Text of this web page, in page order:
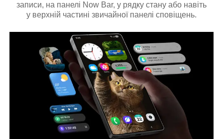
записи, на панелі Now Bar, у рядку стану або навіть
у верхній частині звичайної панелі сповіщень.